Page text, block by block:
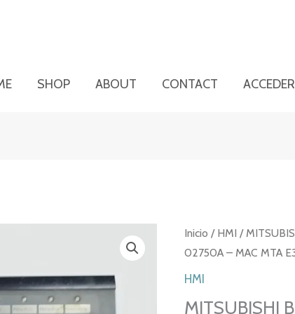
SHOP ABOUT CONTACT ACCEDER
Inicio / HMI /
02750A – MAC MTA
HMI
MITSUBISHI